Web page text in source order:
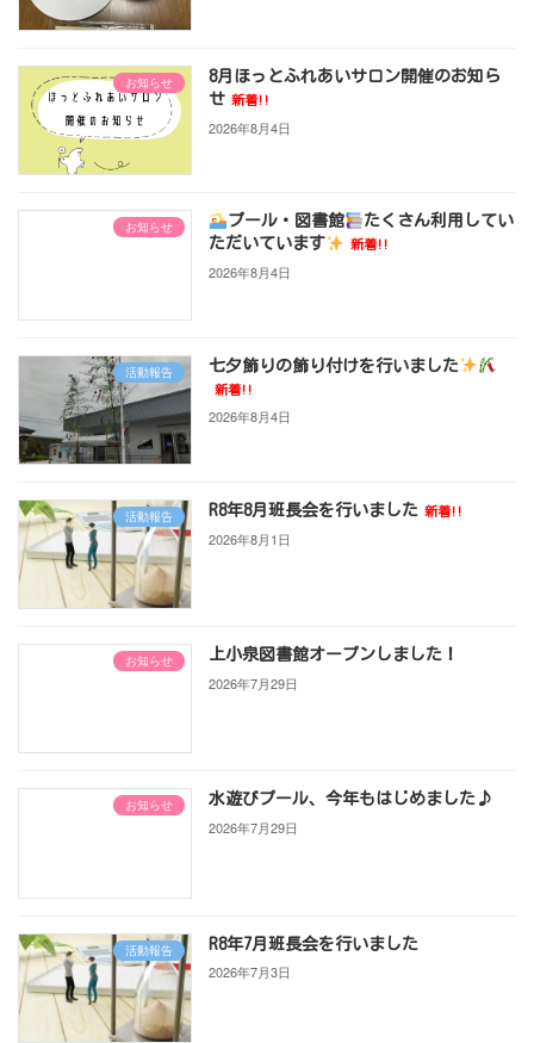
お知らせ
8月ほっとふれあいサロン開催のお知ら
せ 新着!!
2026年8月4日
お知らせ プール・図書館
たくさん利用してい
ただいています
新着!!
2026年8月4日
活動報告 七夕飾りの飾り付けを行いました
新着!!
2026年8月4日
活動報告 R8年8月班長会を行いました 新着!!
2026年8月1日
お知らせ 上小泉図書館オープンしました！
2026年7月29日
お知らせ 水遊びプール、今年もはじめました♪
2026年7月29日
活動報告 R8年7月班長会を行いました
2026年7月3日